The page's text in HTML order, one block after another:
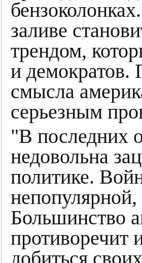
заливе
трендом,
и демократов.
смысла
серьезным
"В последних
недовольна
политике.
непопулярной,
Большинство
добиться